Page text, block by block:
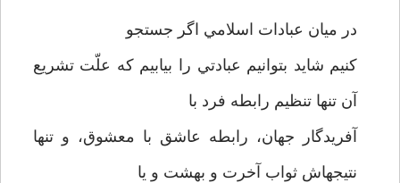
در ميان عبادات اسلامي اگر جستجو
كنيم شايد بتوانيم عبادتي را بيابيم كه علّت تشريع
آن تنها تنظيم رابطه فرد با
آفريدگار جهان، رابطه عاشق با معشوق، و تنها
نتيجه­اش ثواب آخرت و بهشت و يا